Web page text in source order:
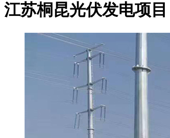
江苏桐昆光伏发电项目